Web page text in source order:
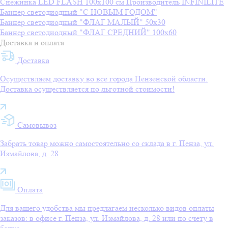
Баннер светодиодный "С НОВЫМ ГОДОМ"
Баннер светодиодный "ФЛАГ МАЛЫЙ" 50х30
Баннер светодиодный "ФЛАГ СРЕДНИЙ" 100х60
Доставка и оплата
Доставка
Осуществляем доставку во все города Пензенской области.
Доставка осуществляется по льготной стоимости!
Самовывоз
Забрать товар можно самостоятельно со склада в г. Пенза, ул.
Измайлова, д. 28
Оплата
Для вашего удобства мы предлагаем несколько видов оплаты
заказов: в офисе г. Пенза, ул. Измайлова, д. 28 или по счету в